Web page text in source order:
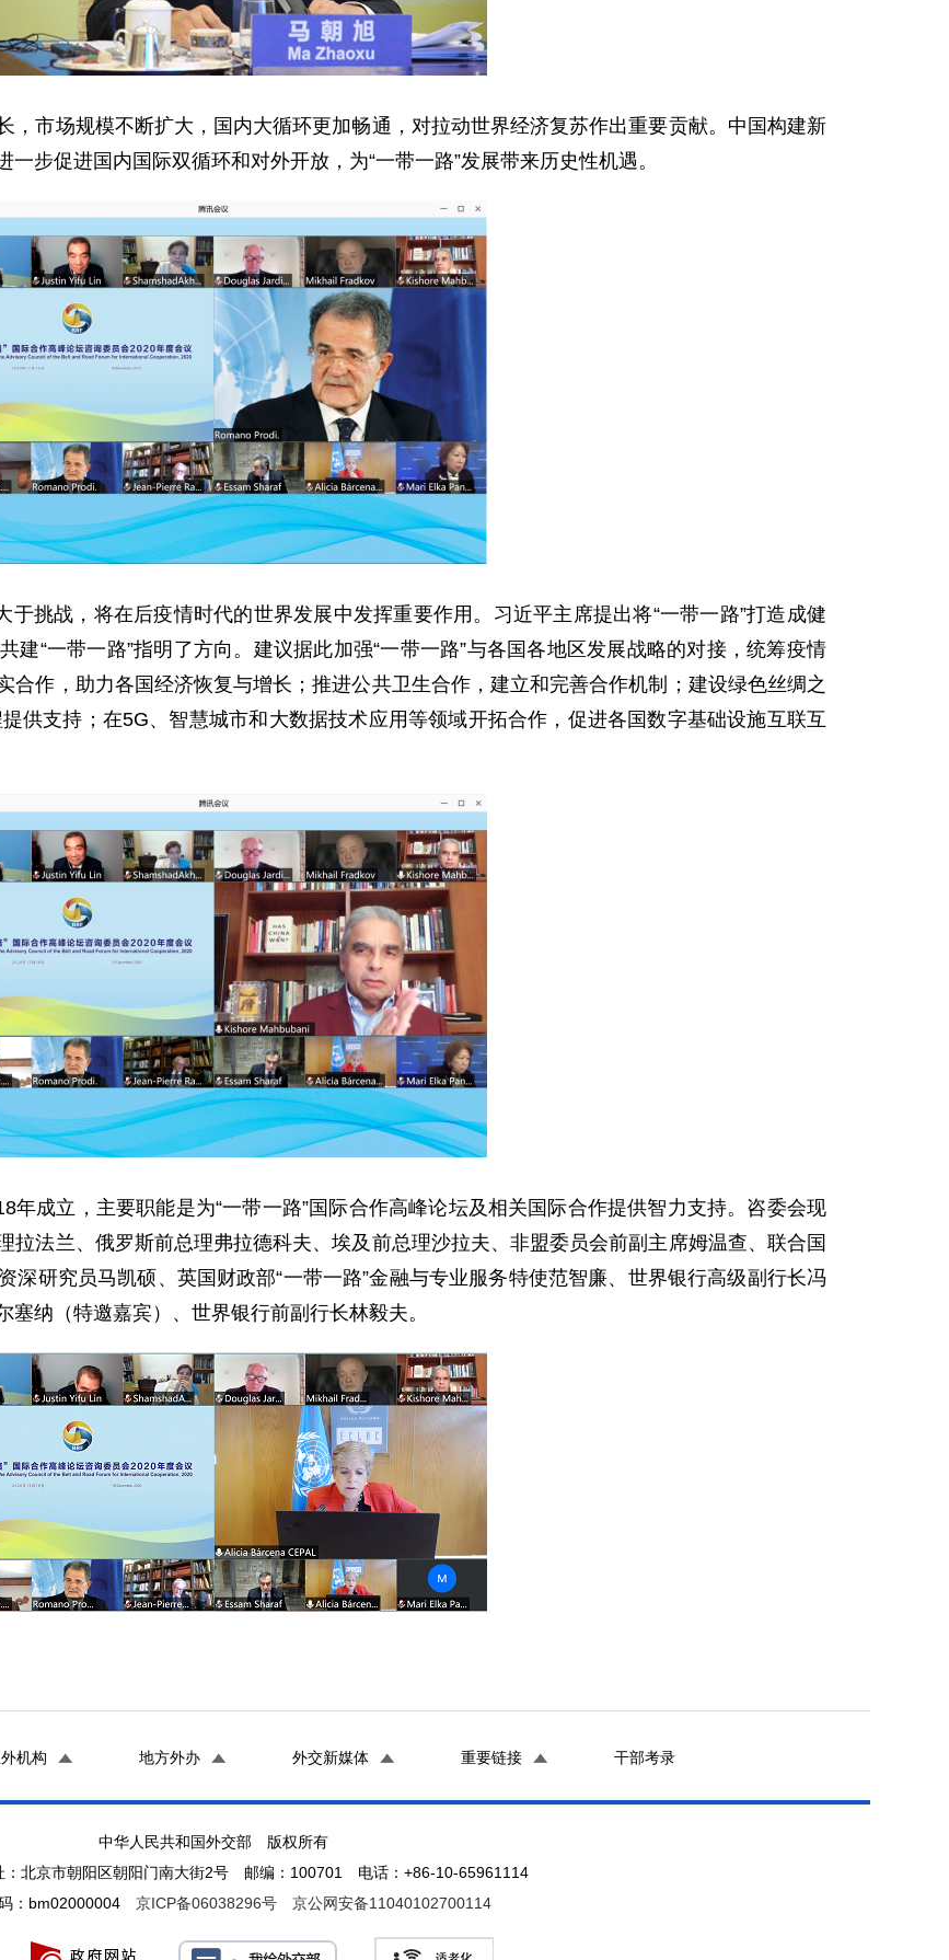
市场规模不断扩大，国内大循环更加畅通，对拉动世界经济复苏作出重要贡献。中国构建新
步促进国内国际双循环和对外开放，为“一带一路”发展带来历史性机遇。
挑战，将在后疫情时代的世界发展中发挥重要作用。习近平主席提出将“一带一路”打造成健
建“一带一路”指明了方向。建议据此加强“一带一路”与各国各地区发展战略的对接，统筹疫情
合作，助力各国经济恢复与增长；推进公共卫生合作，建立和完善合作机制；建设绿色丝绸之
供支持；在5G、智慧城市和大数据技术应用等领域开拓合作，促进各国数字基础设施互联互
成立，主要职能是为“一带一路”国际合作高峰论坛及相关国际合作提供智力支持。咨委会现
拉法兰、俄罗斯前总理弗拉德科夫、埃及前总理沙拉夫、非盟委员会前副主席姆温查、联合国
深研究员马凯硕、英国财政部“一带一路”金融与专业服务特使范智廉、世界银行高级副行长冯
纳（特邀嘉宾）、世界银行前副行长林毅夫。
机构 地方外办 外交新媒体 重要链接 干部考录
中华人民共和国外交部 版权所有
北京市朝阳区朝阳门南大街2号 邮编：100701 电话：+86-10-65961114
：bm02000004 京ICP备06038296号 京公网安备11040102700114